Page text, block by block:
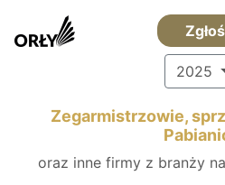
2025
Zegarmistrzowie,
oraz inne firmy z branży